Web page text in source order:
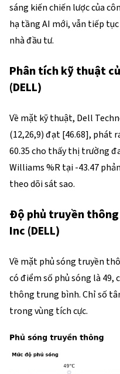
sáng kiến chiến lược của
hạ tầng AI mới, vẫn tiếp
nhà đầu tư.
Phân tích kỹ thuật
(DELL)
Về mặt kỹ thuật, Dell
(12,26,9) đạt [46.68], phát
60.35 cho thấy thị trường
Williams %R tại -43.47
theo dõi sát sao.
Độ phủ truyền
Inc (DELL)
Về mặt phủ sóng truyền
có điểm số phủ sóng là
thông trung bình. Chỉ số
trong vùng tích cực.